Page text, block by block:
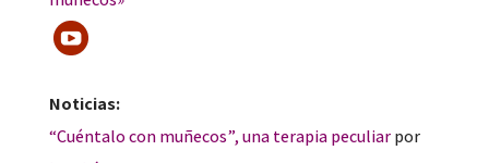
Noticias:
“Cuéntalo con muñecos”, una terapia peculiarpor